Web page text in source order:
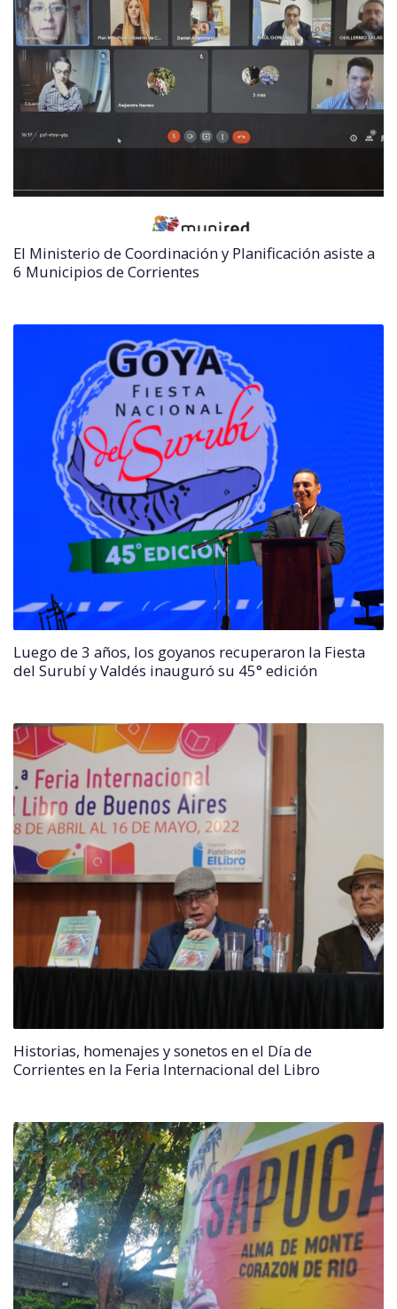
El Ministerio de Coordinación y Planificación asiste a
6 Municipios de Corrientes
Luego de 3 años, los goyanos recuperaron la Fiesta
del Surubí y Valdés inauguró su 45° edición
Historias, homenajes y sonetos en el Día de
Corrientes en la Feria Internacional del Libro